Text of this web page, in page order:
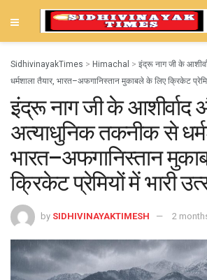
SidhivinayakTimes > Himachal > इंद्रू नाग जी के
धर्मशाला तैयार, भारत–अफगानिस्तान मुकाबले के लिए क्रिकेट
इंद्रू नाग जी के आशीर्वाद
अत्याधुनिक तकनीक से
भारत–अफगानिस्तान
क्रिकेट प्रेमियों में भारी
by SIDHIVINAYAKTIMESH 2